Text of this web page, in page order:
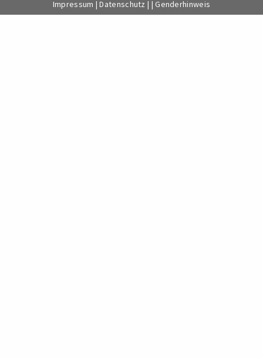
Impressum |Datenschutz | |Genderhinweis